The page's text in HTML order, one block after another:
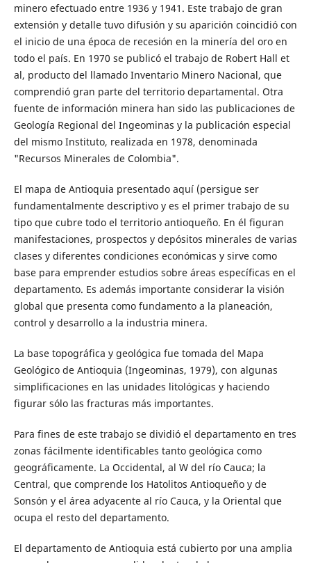
minero efectuado entre 1936 y 1941. Este trabajo de gran
extensión y detalle tuvo difusión y su aparición coincidió con
el inicio de una época de recesión en la minería del oro en
todo el país. En 1970 se publicó el trabajo de Robert Hall et
al, producto del llamado Inventario Minero Nacional, que
comprendió gran parte del territorio departamental. Otra
fuente de información minera han sido las publicaciones de
Geología Regional del Ingeominas y la publicación especial
del mismo Instituto, realizada en 1978, denominada
"Recursos Minerales de Colombia".
El mapa de Antioquia presentado aquí (persigue ser
fundamentalmente descriptivo y es el primer trabajo de su
tipo que cubre todo el territorio antioqueño. En él figuran
manifestaciones, prospectos y depósitos minerales de varias
clases y diferentes condiciones económicas y sirve como
base para emprender estudios sobre áreas específicas en el
departamento. Es además importante considerar la visión
global que presenta como fundamento a la planeación,
control y desarrollo a la industria minera.
La base topográfica y geológica fue tomada del Mapa
Geológico de Antioquia (Ingeominas, 1979), con algunas
simplificaciones en las unidades litológicas y haciendo
figurar sólo las fracturas más importantes.
Para fines de este trabajo se dividió el departamento en tres
zonas fácilmente identificables tanto geológica como
geográficamente. La Occidental, al W del río Cauca; la
Central, que comprende los Hatolitos Antioqueño y de
Sonsón y el área adyacente al río Cauca, y la Oriental que
ocupa el resto del departamento.
El departamento de Antioquia está cubierto por una amplia